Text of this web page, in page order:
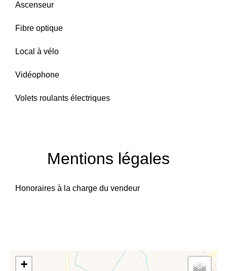
Ascenseur
Fibre optique
Local à vélo
Vidéophone
Volets roulants électriques
Mentions légales
Honoraires à la charge du vendeur
+